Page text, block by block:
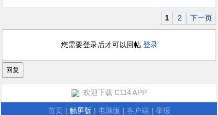
1 2 下一页
您需要登录后才可以回帖 登录
欢迎下载 C114 APP
首页 触屏版 电脑版 客户端 举报